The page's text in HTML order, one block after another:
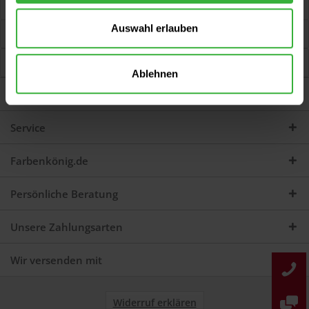
Auswahl erlauben
Ablehnen
Jetzt Bewertungen zum Artikel lesen...mehr
Darum sind wir Farbenkönig
Service
Farbenkönig.de
Persönliche Beratung
Unsere Zahlungsarten
Wir versenden mit
Widerruf erklären